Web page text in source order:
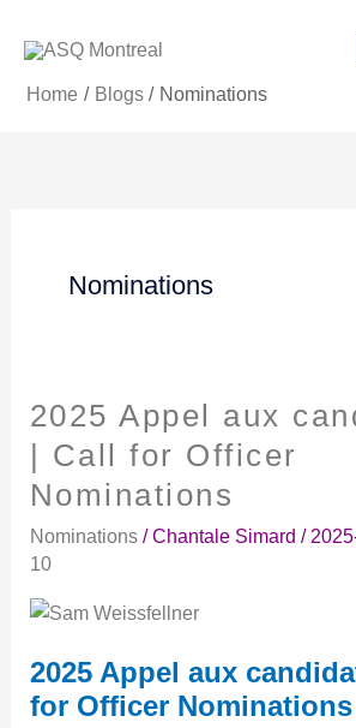
Home Blogs Nominations
Nominations
2025 Appel aux
| Call for Officer
Nominations
Nominations/Chantale Simard /
10
2025 Appel aux
for Officer Nominations
2025
Appel
aux
candidatures
|
Call
Officer